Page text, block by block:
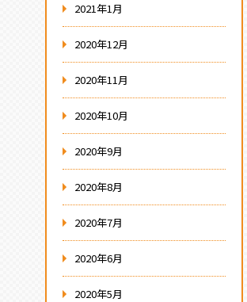
2021年1月
2020年12月
2020年11月
2020年10月
2020年9月
2020年8月
2020年7月
2020年6月
2020年5月